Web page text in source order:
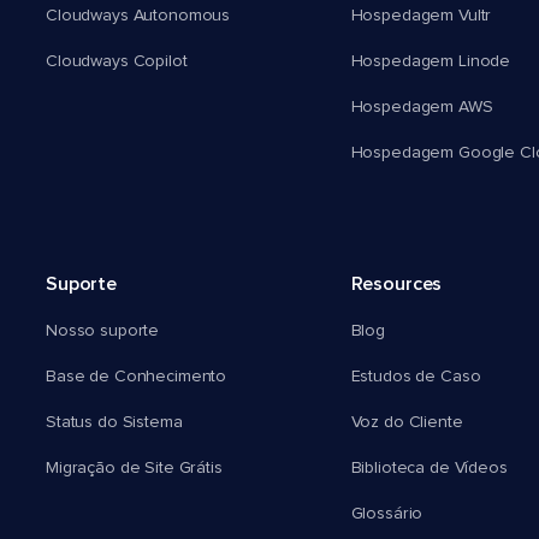
Cloudways Autonomous
Cloudways Copilot
Hospedagem Vultr
Hospedagem Linode
Hospedagem AWS
Hospedagem Google
Suporte
Nosso suporte
Base de Conhecimento
Status do Sistema
Migração de Site Grátis
Resources
Blog
Estudos de Caso
Voz do Cliente
Biblioteca de Vídeos
Glossário